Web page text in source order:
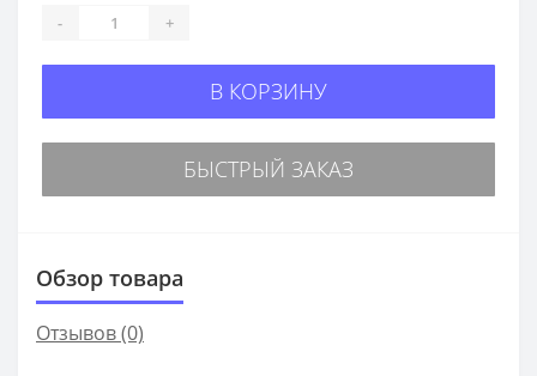
- +
В КОРЗИНУ
БЫСТРЫЙ ЗАКАЗ
Обзор товара
Отзывов (0)